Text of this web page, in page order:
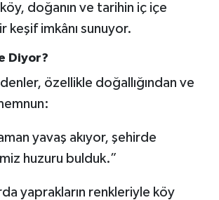
doğanın ve tarihin iç içe
keşif imkânı sunuyor.
Diyor?
özellikle doğallığından ve
yavaş akıyor, şehirde
huzuru bulduk.”
yaprakların renkleriyle köy